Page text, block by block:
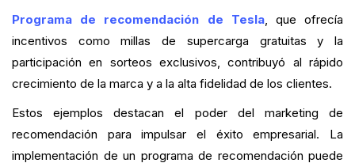
Programa de recomendación de Tesla, que ofrecía
incentivos como millas de supercarga gratuitas y la
participación en sorteos exclusivos, contribuyó al rápido
crecimiento de la marca y a la alta fidelidad de los clientes.
Estos ejemplos destacan el poder del marketing de
recomendación para impulsar el éxito empresarial. La
implementación de un programa de recomendación puede